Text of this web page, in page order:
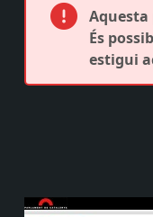
Aquesta
És
estigui